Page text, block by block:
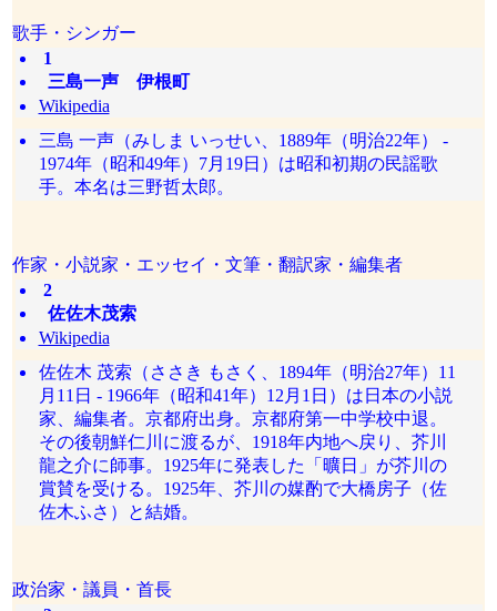
歌手・シンガー
1
三島一声 伊根町
Wikipedia
三島 一声（みしま いっせい、1889年（明治22年） -
1974年（昭和49年）7月19日）は昭和初期の民謡歌
手。本名は三野哲太郎。
作家・小説家・エッセイ・文筆・翻訳家・編集者
2
佐佐木茂索
Wikipedia
佐佐木 茂索（ささき もさく、1894年（明治27年）11
月11日 - 1966年（昭和41年）12月1日）は日本の小説
家、編集者。京都府出身。京都府第一中学校中退。
その後朝鮮仁川に渡るが、1918年内地へ戻り、芥川
龍之介に師事。1925年に発表した「曠日」が芥川の
賞賛を受ける。1925年、芥川の媒酌で大橋房子（佐
佐木ふさ）と結婚。
政治家・議員・首長